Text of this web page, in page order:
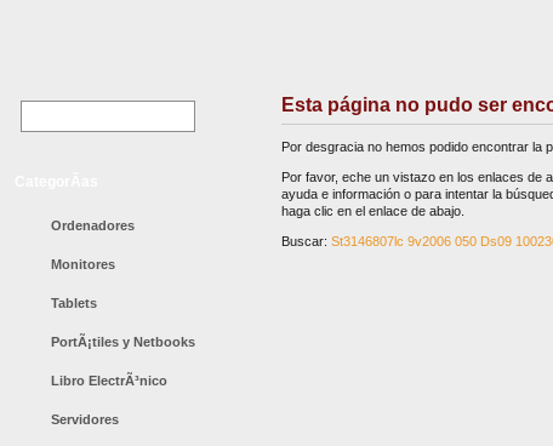
Ordenadores
Monitores
Tablets
PortÃ¡tiles y Netbooks
Libro ElectrÃ³nico
Servidores
Esta página no pudo ser
Por desgracia no hemos podido encontrar la
Por favor, eche un vistazo en los enlaces de
ayuda e información o para intentar la
haga clic en el enlace de abajo.
Buscar: St3146807lc 9v2006 050 Ds09